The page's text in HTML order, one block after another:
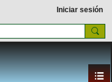
Iniciar sesión